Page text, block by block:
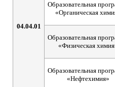
04.04.01
Образовательная
«Органическая
Образовательная
«Физическая
Образовательная
«Нефтехимия»